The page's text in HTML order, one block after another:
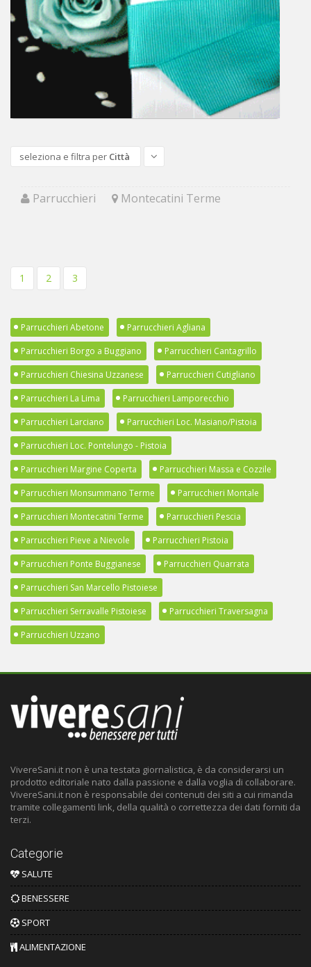
seleziona e filtra per Città
Parrucchieri Montecatini Terme
1 2 3
Parrucchieri Abetone
Parrucchieri Agliana
Parrucchieri Borgo a Buggiano
Parrucchieri Cantagrillo
Parrucchieri Chiesina Uzzanese
Parrucchieri Cutigliano
Parrucchieri La Lima
Parrucchieri Lamporecchio
Parrucchieri Larciano
Parrucchieri Loc. Masiano/Pistoia
Parrucchieri Loc. Pontelungo - Pistoia
Parrucchieri Margine Coperta
Parrucchieri Massa e Cozzile
Parrucchieri Monsummano Terme
Parrucchieri Montale
Parrucchieri Montecatini Terme
Parrucchieri Pescia
Parrucchieri Pieve a Nievole
Parrucchieri Pistoia
Parrucchieri Ponte Buggianese
Parrucchieri Quarrata
Parrucchieri San Marcello Pistoiese
Parrucchieri Serravalle Pistoiese
Parrucchieri Traversagna
Parrucchieri Uzzano
VivereSani.it non è una testata giornalistica, è da considerarsi un
prodotto editoriale nato dalla passione e dalla voglia di collaborare.
VivereSani.it non è responsabile dei contenuti dei siti a cui rimanda
tramite collegamenti link, della qualità o correttezza dei dati forniti da
terzi.
Categorie
SALUTE
BENESSERE
SPORT
ALIMENTAZIONE